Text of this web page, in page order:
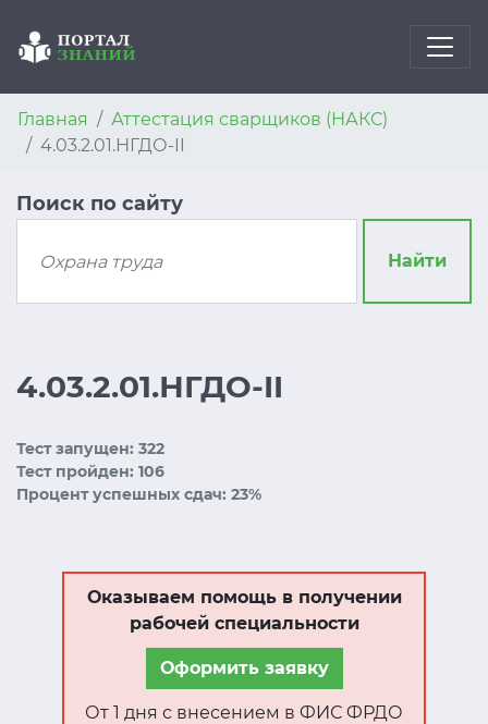
Главная
Аттестация сварщиков (НАКС)
4.03.2.01.НГДО-II
Поиск по сайту
Найти
4.03.2.01.НГДО-II
Тест запущен: 322
Тест пройден: 106
Процент успешных сдач: 23%
Оказываем помощь в получении
рабочей специальности
Оформить заявку
От 1 дня с внесением в ФИС ФРДО